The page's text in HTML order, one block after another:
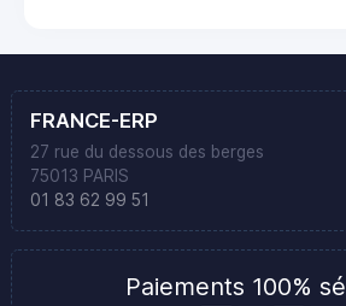
FRANCE-ERP
27 rue du dessous des berges
75013 PARIS
01 83 62 99 51
Paiements 100%